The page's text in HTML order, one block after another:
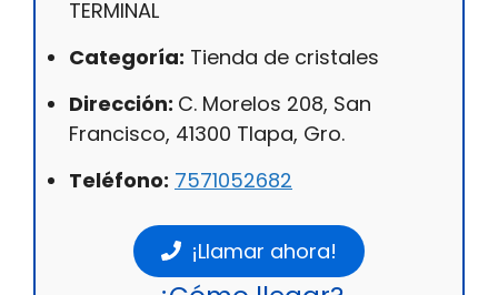
TERMINAL
Categoría: Tienda de cristales
Dirección: C. Morelos 208, San
Francisco, 41300 Tlapa, Gro.
Teléfono: 7571052682
¡Llamar ahora!